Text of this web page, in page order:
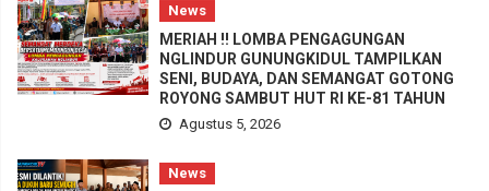
News
MERIAH !! LOMBA PENGAGUNGAN
NGLINDUR GUNUNGKIDUL TAMPILKAN
SENI, BUDAYA, DAN SEMANGAT GOTONG
ROYONG SAMBUT HUT RI KE-81 TAHUN
Agustus 5, 2026
News